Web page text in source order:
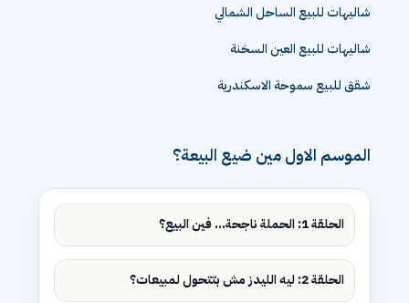
شاليهات للبيع الساحل الشمالي
شاليهات للبيع العين السخنة
شقق للبيع سموحة الاسكندرية
الموسم الاول مين ضيع البيعة؟
الحلقة 1: الحملة ناجحة... فين البيع؟
الحلقة 2: ليه الليدز مش بتتحول لمبيعات؟